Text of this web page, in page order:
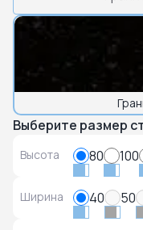
Выберите размер
Высота 80 100
Ширина 40 50